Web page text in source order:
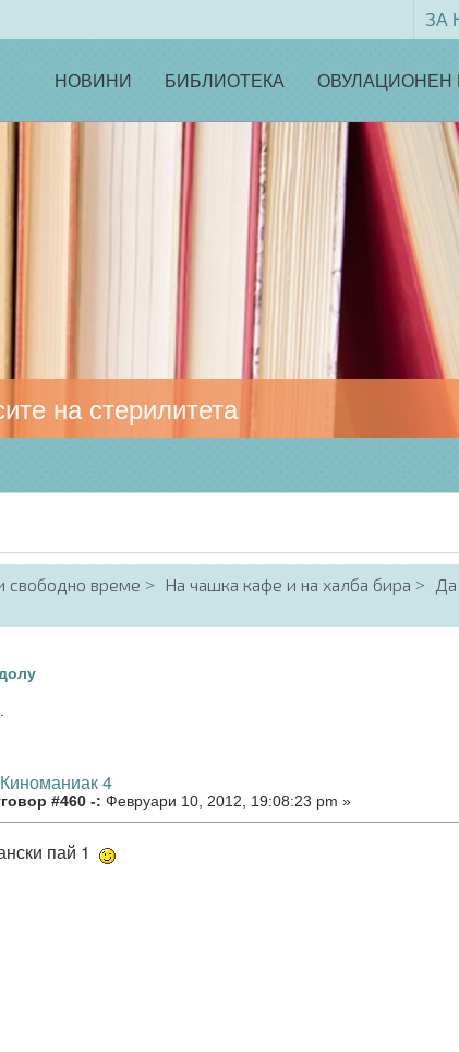
ЗА
НОВИНИ БИБЛИОТЕКА ОВУЛАЦИОНЕН
на стерилитета
свободно време На чашка кафе и на халба бира
4
#460 -: Февруари 10, 2012, 19:08:23 pm »
пай 1